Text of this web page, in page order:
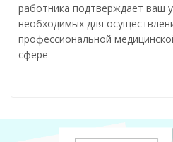
работника подтверждает ваш
необходимых для
профессиональной
сфере